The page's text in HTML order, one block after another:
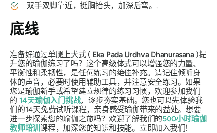
双手双脚靠近，挺胸抬头，加深后弯。.
底线
准备好通过单腿上犬式 ( Eka Pada Urdhva Dhanurasana)提
升您的瑜伽练习了吗？这个高级体式可以增强您的力量、
平衡性和柔韧性，是任何练习的绝佳补充。请记住倾听身
体的声音，必要时使用辅助工具，并注意安全练习。如果
您是瑜伽新手或希望建立规律的练习习惯，欢迎参加我们
的 14天瑜伽入门挑战，逐步夯实基础。您也可以先体验我
们的14天免费试听课程，亲身感受瑜伽带来的益处。想要
进一步探索您的瑜伽之旅吗？欢迎了解我们的500小时瑜伽
教师培训课程，加深您的知识和技能。立即加入我们！